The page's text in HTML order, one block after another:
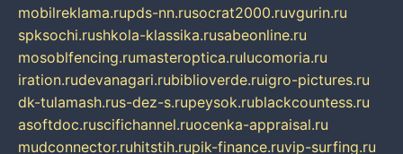
mobilreklama.rupds-nn.rusocrat2000.ruvgurin.ru
spksochi.rushkola-klassika.rusabeonline.ru
mosoblfencing.rumasteroptica.rulucomoria.ru
iration.rudevanagari.rubiblioverde.ruigro-pictures.ru
dk-tulamash.rus-dez-s.rupeysok.rublackcountess.ru
asoftdoc.ruscifichannel.ruocenka-appraisal.ru
mudconnector.ruhitstih.rupik-finance.ruvip-surfing.ru